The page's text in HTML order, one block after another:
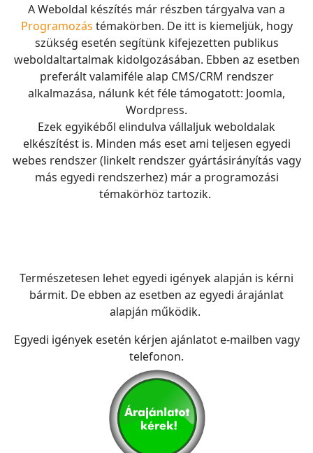
A Weboldal készítés már részben tárgyalva van a
Programozás témakörben. De itt is kiemeljük, hogy
szükség esetén segítünk kifejezetten publikus
weboldaltartalmak kidolgozásában. Ebben az esetben
preferált valamiféle alap CMS/CRM rendszer
alkalmazása, nálunk két féle támogatott: Joomla,
Wordpress.
Ezek egyikéből elindulva vállaljuk weboldalak
elkészítést is. Minden más eset ami teljesen egyedi
webes rendszer (linkelt rendszer gyártásirányítás vagy
más egyedi rendszerhez) már a programozási
témakörhöz tartozik.
Természetesen lehet egyedi igények alapján is kérni
bármit. De ebben az esetben az egyedi árajánlat
alapján működik.
Egyedi igények esetén kérjen ajánlatot e-mailben vagy
telefonon.